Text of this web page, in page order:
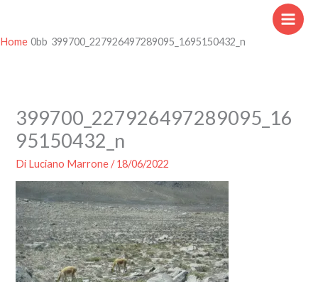
contenuto
Home 399700_227926497289095_1695150432_n
399700_227926497289095_16
95150432_n
Di Luciano Marrone/18/06/2022